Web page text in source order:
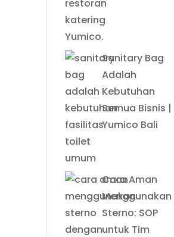
Sanitary Bag
Adalah
Kebutuhan
Semua Bisnis |
Yumico Bali
Cara Aman
Menggunakan
Sterno: SOP
untuk Tim